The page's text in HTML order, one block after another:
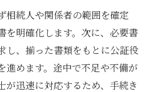
相続人や関係者の範囲を確定
を明確化します。次に、必要書
し、揃った書類をもとに公証役
進めます。途中で不足や不備が
が迅速に対応するため、手続き